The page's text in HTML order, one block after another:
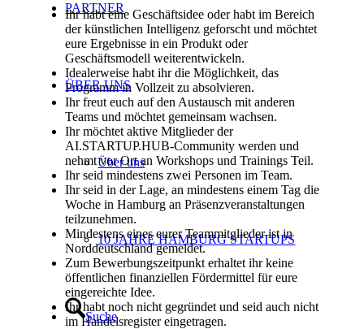
PARTNER
ÜBER UNS
Über uns
10 JAHRE HAMBURG STARTUPS
Suche
Ihr habt eine Geschäftsidee oder habt im Bereich
der künstlichen Intelligenz geforscht und möchtet
eure Ergebnisse in ein Produkt oder
Geschäftsmodell weiterentwickeln.
Idealerweise habt ihr die Möglichkeit, das
Programm in Vollzeit zu absolvieren.
Ihr freut euch auf den Austausch mit anderen
Teams und möchtet gemeinsam wachsen.
Ihr möchtet aktive Mitglieder der
AI.STARTUP.HUB-Community werden und
nehmt vor Ort an Workshops und Trainings Teil.
Ihr seid mindestens zwei Personen im Team.
Ihr seid in der Lage, an mindestens einem Tag die
Woche in Hamburg an Präsenzveranstaltungen
teilzunehmen.
Mindestens eines eurer Teammitglieder ist in
Norddeutschland gemeldet.
Zum Bewerbungszeitpunkt erhaltet ihr keine
öffentlichen finanziellen Fördermittel für eure
eingereichte Idee.
Ihr habt noch nicht gegründet und seid auch nicht
im Handelsregister eingetragen.